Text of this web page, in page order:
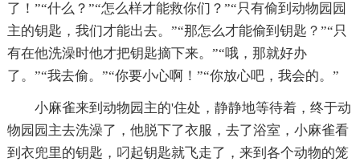
了！”“什么？”“怎么样才能救你们？”“只有偷到动物园园
主的钥匙，我们才能出去。”“那怎么才能偷到钥匙？”“只
有在他洗澡时他才把钥匙摘下来。”“哦，那就好办
了。”“我去偷。”“你要小心啊！”“你放心吧，我会的。”
小麻雀来到动物园主的'住处，静静地等待着，终于动
物园园主去洗澡了，他脱下了衣服，去了浴室，小麻雀看
到衣兜里的钥匙，叼起钥匙就飞走了，来到各个动物的笼